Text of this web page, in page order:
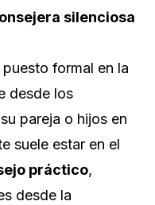
silenciosa
formal en la
desde los
pareja o hijos en
suele estar en el
práctico,
desde la